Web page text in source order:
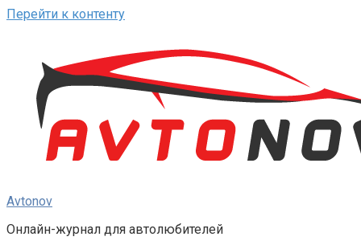
Перейти к контенту
Avtonov
Онлайн-журнал для автолюбителей